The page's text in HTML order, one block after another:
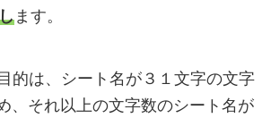
ます。
的は、シート名が３１文字の文字
、それ以上の文字数のシート名が